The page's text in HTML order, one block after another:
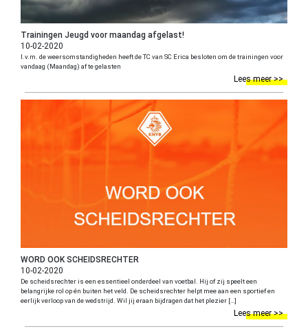
Trainingen Jeugd voor maandag afgelast!
10-02-2020
I.v.m. de weersomstandigheden heeft de TC van SC Erica besloten om de trainingen voor
vandaag (Maandag) af te gelasten
Lees meer >>
WORD OOK SCHEIDSRECHTER
10-02-2020
De scheidsrechter is een essentieel onderdeel van voetbal. Hij of zij speelt een
belangrijke rol op én buiten het veld. De scheidsrechter helpt mee aan een sportief en
eerlijk verloop van de wedstrijd. Wil jij eraan bijdragen dat het plezier […]
Lees meer >>